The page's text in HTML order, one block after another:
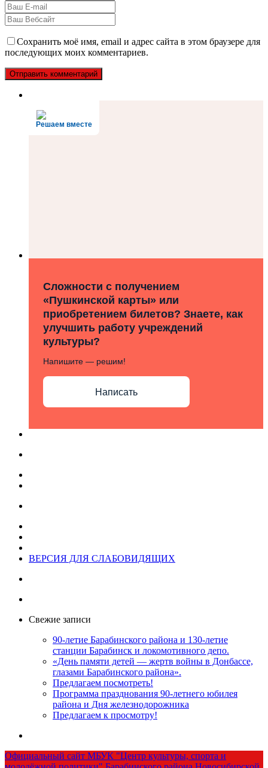
Сохранить моё имя, email и адрес сайта в этом браузере для
последующих моих комментариев.
Решаем вместе
Сложности с получением
«Пушкинской карты» или
приобретением билетов? Знаете, как
улучшить работу учреждений
культуры?
Напишите — решим!
Написать
ВЕРСИЯ ДЛЯ СЛАБОВИДЯЩИХ
Свежие записи
90-летие Барабинского района и 130-летие
станции Барабинск и локомотивного депо.
«День памяти детей — жертв войны в Донбассе,
глазами Барабинского района».
Предлагаем посмотреть!
Программа празднования 90-летнего юбилея
района и Дня железнодорожника
Предлагаем к просмотру!
Официальный сайт МБУК "Центр культуры, спорта и